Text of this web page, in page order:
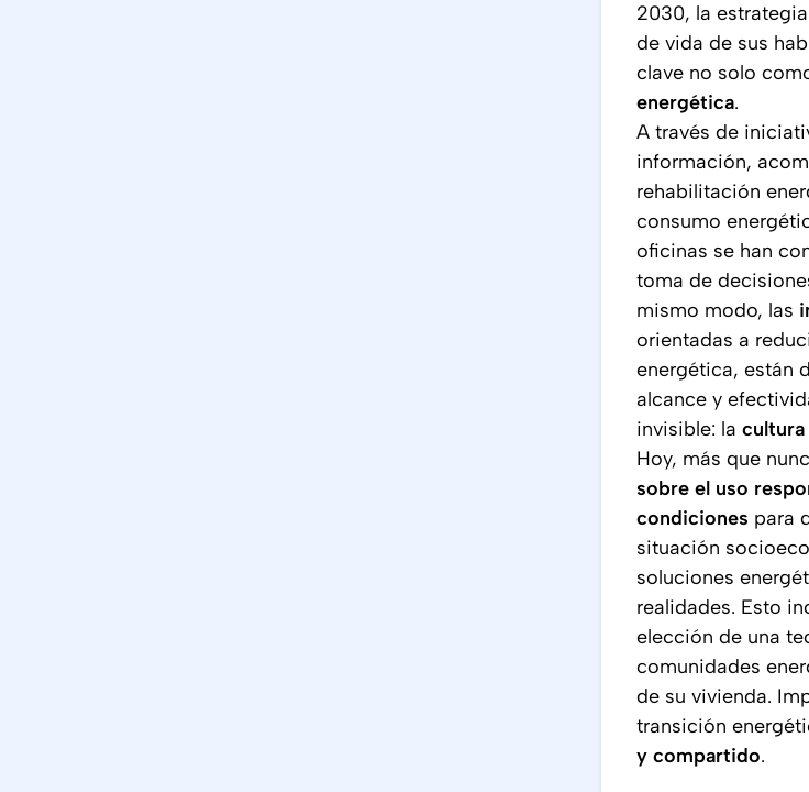
2030, la
de vida de sus
clave no solo
energética.
A través de
información,
rehabilitación
consumo
oficinas se han
toma de
mismo modo, las
orientadas a
energética, están
alcance y
invisible: la cultura
Hoy, más que
sobre el uso
condiciones para
situación
soluciones
realidades. Esto
elección de una
comunidades
de su vivienda.
transición
y compartido.